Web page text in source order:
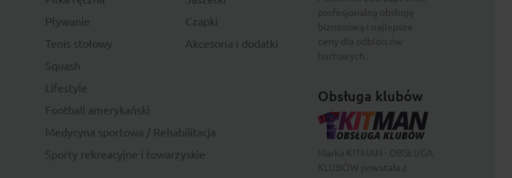
Pływanie
Tenis stołowy
Squash
Lifestyle
Football amerykański
Medycyna sportowa / Rehabilitacja
Sporty rekreacyjne i towarzyskie
Czapki
Akcesoria i dodatki
Obsługa klubów